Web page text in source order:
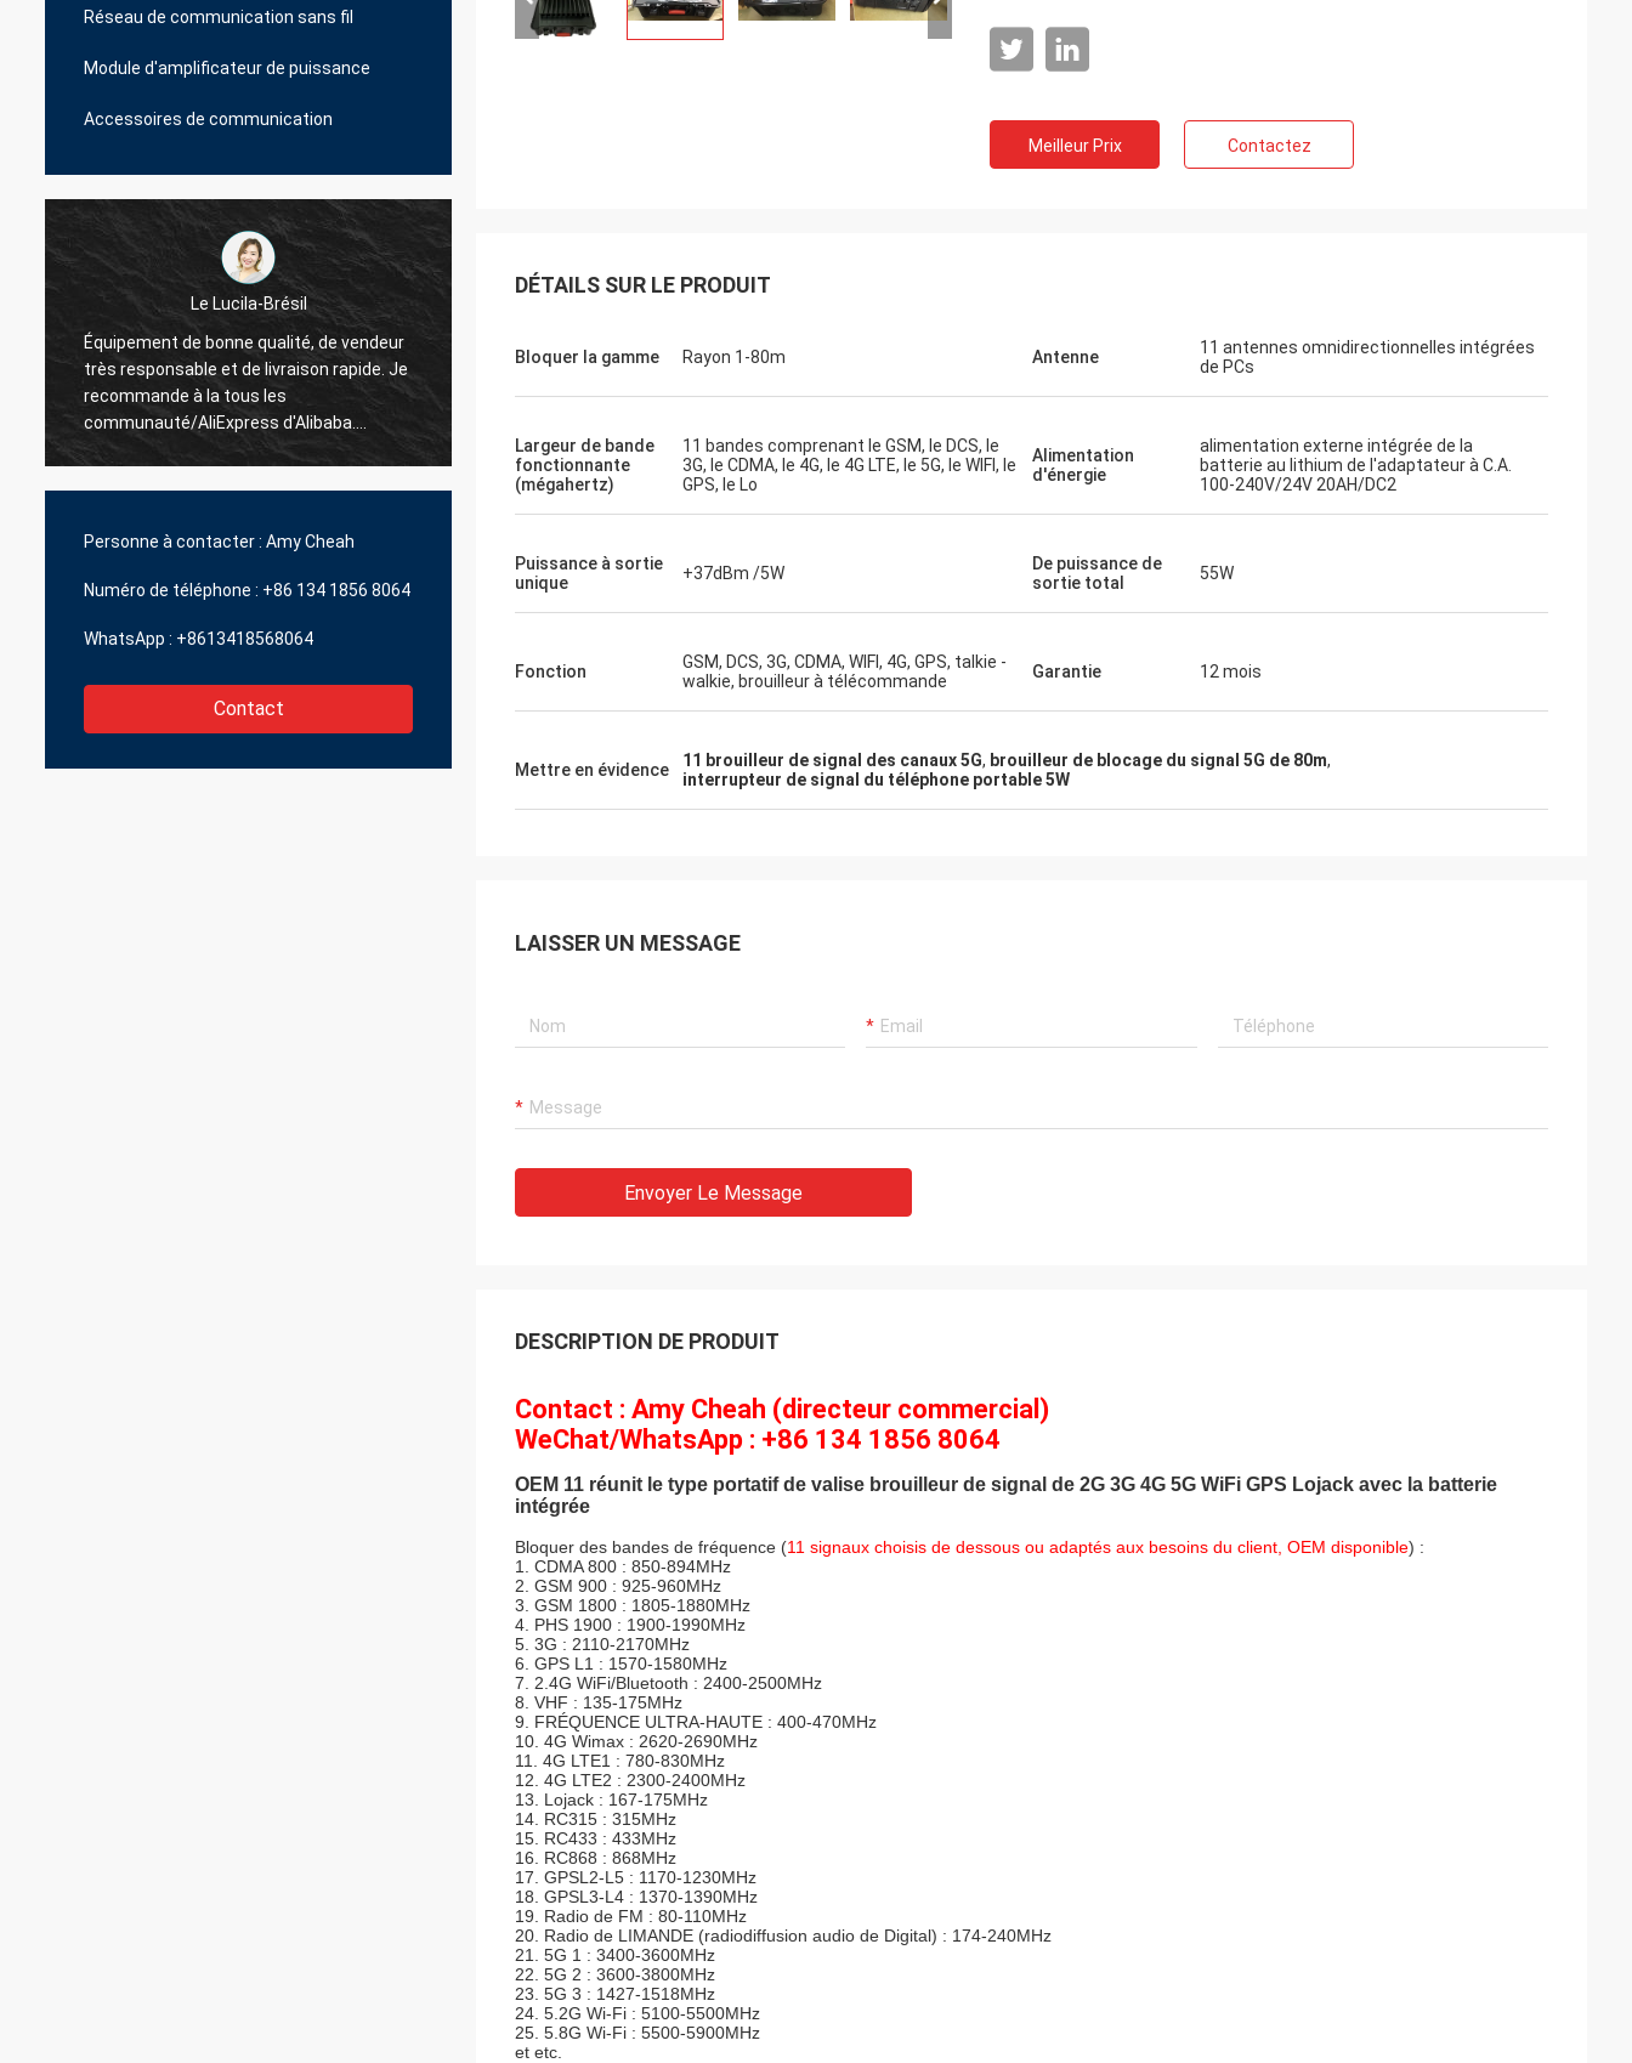
Réseau de communication sans fil
Module d'amplificateur de puissance
Accessoires de communication
Lucila-Brésil
qualité, de vendeur
et de livraison rapide. Je
la tous les
d'Alibaba.
plus d'unités.
La Hamadivo-France
Le best-seller, la bonne transaction et le
délai de livraison rapide
Personne à contacter : Amy Cheah
Numéro de téléphone : +86 134 1856 8064
WhatsApp : +8613418568064
Contact
Meilleur Prix Contactez
DÉTAILS SUR LE PRODUIT
Bloquer la gamme Rayon 1-80m Antenne
11 antennes omnidirectionnelles intégrées
de PCs
Largeur de bande
fonctionnante
(mégahertz)
11 bandes comprenant le GSM, le DCS, le
3G, le CDMA, le 4G, le 4G LTE, le 5G, le WIFI, le
GPS, le Lo
Alimentation
d'énergie
alimentation externe intégrée de la
batterie au lithium de l'adaptateur à C.A.
100-240V/24V 20AH/DC2
Puissance à sortie
unique
+37dBm /5W
De puissance de
sortie total
55W
Fonction
GSM, DCS, 3G, CDMA, WIFI, 4G, GPS, talkie -
walkie, brouilleur à télécommande
Garantie 12 mois
Mettre en évidence 11 brouilleur de signal des canaux 5G, brouilleur de blocage du signal 5G de 80m,
interrupteur de signal du téléphone portable 5W
LAISSER UN MESSAGE
Envoyer Le Message
DESCRIPTION DE PRODUIT
Contact : Amy Cheah (directeur commercial)
WeChat/WhatsApp : +86 134 1856 8064
OEM 11 réunit le type portatif de valise brouilleur de signal de 2G 3G 4G 5G WiFi GPS Lojack avec la batterie
intégrée
Bloquer des bandes de fréquence (11 signaux choisis de dessous ou adaptés aux besoins du client, OEM disponible) :
1. CDMA 800 : 850-894MHz
2. GSM 900 : 925-960MHz
3. GSM 1800 : 1805-1880MHz
4. PHS 1900 : 1900-1990MHz
5. 3G : 2110-2170MHz
6. GPS L1 : 1570-1580MHz
7. 2.4G WiFi/Bluetooth : 2400-2500MHz
8. VHF : 135-175MHz
9. FRÉQUENCE ULTRA-HAUTE : 400-470MHz
10. 4G Wimax : 2620-2690MHz
11. 4G LTE1 : 780-830MHz
12. 4G LTE2 : 2300-2400MHz
13. Lojack : 167-175MHz
14. RC315 : 315MHz
15. RC433 : 433MHz
16. RC868 : 868MHz
17. GPSL2-L5 : 1170-1230MHz
18. GPSL3-L4 : 1370-1390MHz
19. Radio de FM : 80-110MHz
20. Radio de LIMANDE (radiodiffusion audio de Digital) : 174-240MHz
21. 5G 1 : 3400-3600MHz
22. 5G 2 : 3600-3800MHz
23. 5G 3 : 1427-1518MHz
24. 5.2G Wi-Fi : 5100-5500MHz
25. 5.8G Wi-Fi : 5500-5900MHz
et etc.